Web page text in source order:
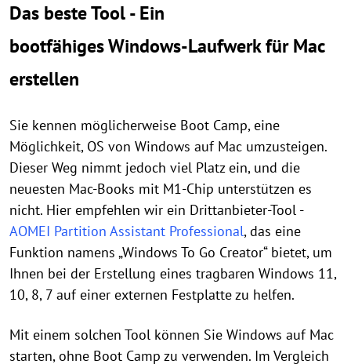
Das beste Tool - Ein
bootfähiges Windows-Laufwerk für Mac
erstellen
Sie kennen möglicherweise Boot Camp, eine
Möglichkeit, OS von Windows auf Mac umzusteigen.
Dieser Weg nimmt jedoch viel Platz ein, und die
neuesten Mac-Books mit M1-Chip unterstützen es
nicht. Hier empfehlen wir ein Drittanbieter-Tool -
AOMEI Partition Assistant Professional, das eine
Funktion namens „Windows To Go Creator“ bietet, um
Ihnen bei der Erstellung eines tragbaren Windows 11,
10, 8, 7 auf einer externen Festplatte zu helfen.
Mit einem solchen Tool können Sie Windows auf Mac
starten, ohne Boot Camp zu verwenden. Im Vergleich